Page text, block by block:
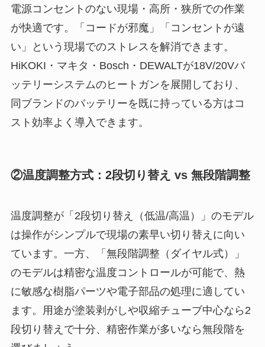
電源コンセントのない現場・高所・狭所での作業
が快適です。「コードが邪魔」「コンセントが遠
い」という現場でのストレスを解消できます。
HiKOKI・マキタ・Bosch・DEWALTが18V/20Vバ
ッテリーシステムのヒートガンを展開しており、
同ブランドのバッテリーを既に持っている方はコ
スト効率よく導入できます。
②温度調整方式：2段切り替え vs 無段階調整
温度調整が「2段切り替え（低温/高温）」のモデル
は操作がシンプルで現場の素早い切り替えに向い
ています。一方、「無段階調整（ダイヤル式）」
のモデルは精密な温度コントロールが可能で、熱
に敏感な樹脂パーツや電子部品の処理に適してい
ます。用途が塗装剥がしや収縮チューブ中心なら2
段切り替えで十分、精密作業が多いなら無段階を